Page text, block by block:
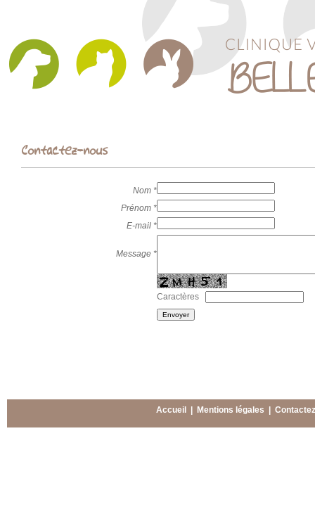
Contactez-nous
Nom *
Prénom *
E-mail *
Message *
Caractères
Accueil Mentions légales